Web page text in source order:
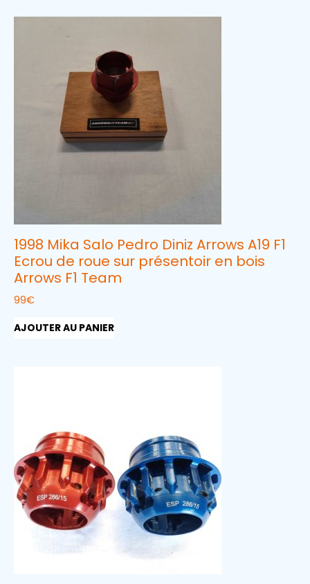
1998 Mika Salo Pedro Diniz Arrows A19 F1
Ecrou de roue sur présentoir en bois
Arrows F1 Team
99€
AJOUTER AU PANIER